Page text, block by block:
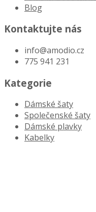
Blog
Kontaktujte nás
info@amodio.cz
775 941 231
Kategorie
Dámské šaty
Společenské šaty
Dámské plavky
Kabelky